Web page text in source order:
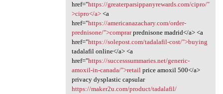
href="https://greaterparsippanyrewards.com/cipro/"
>cipro</a><a
href="https://americanazachary.com/order-
prednisone/">comprarprednisone madrid</a> <a
href="https://solepost.com/tadalafil-cost/">buying
tadalafil online</a> <a
href="https://successsummaries.net/generic-
amoxil-in-canada/">retailprice amoxil 500</a>
privacy dysplastic capsular
https://maker2u.com/product/tadalafil/